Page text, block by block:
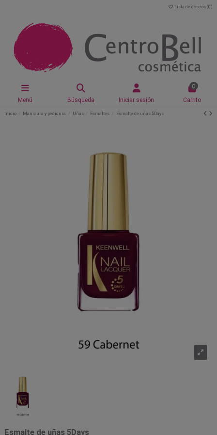
Lista de deseos (0 )
Menú Búsqueda Iniciar sesión
0
Carrito
Inicio Manicura y pedicura Uñas Esmaltes Esmalte de uñas 5Days
Esmalte de uñas 5Days